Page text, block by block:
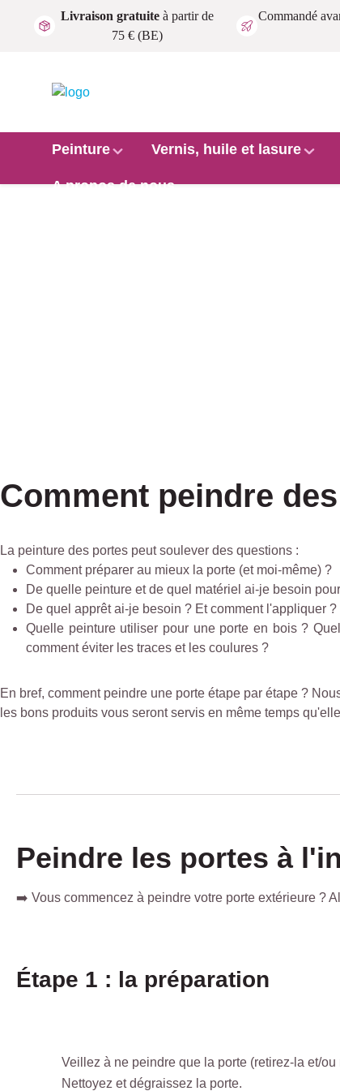
Passer au contenu principal
Livraison gratuite à partir de
75 € (BE)
Commandé
Peinture Vernis, huile et lasure
A propos de nous
Comment peindre
La peinture des portes peut soulever des questions :
Comment préparer au mieux la porte (et moi-même) ?
De quelle peinture et de quel matériel ai-je besoin
De quel apprêt ai-je besoin ? Et comment l'appliquer ?
Quelle peinture utiliser pour une porte en bois ?
comment éviter les traces et les coulures ?
En bref, comment peindre une porte étape par étape ?
les bons produits vous seront servis en même temps
Peindre les portes à
➡️ Vous commencez à peindre votre porte extérieure ?
Étape 1 : la préparation
Veillez à ne peindre que la porte (retirez-la et/ou
Nettoyez et dégraissez la porte.